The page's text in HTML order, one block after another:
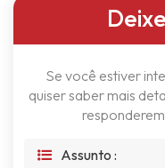
Se você estiver
quiser saber mais
Assunto :